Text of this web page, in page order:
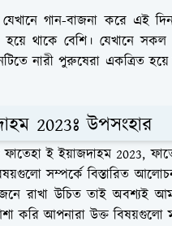
গান-বাজনা করে এই
হয়ে থাকে বেশি। যেখানে
নারী পুরুষেরা একত্রিত হয়ে
2023ঃ উপসংহার
ই ইয়াজদাহম 2023,
সম্পর্কে বিস্তারিত
রাখা উচিত তাই অবশ্যই
করি আপনারা উক্ত